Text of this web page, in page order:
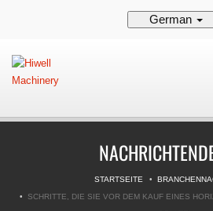
German
STARTSEITE
SCHRITTE, DIE SIE VOR DEM KAUF EINES